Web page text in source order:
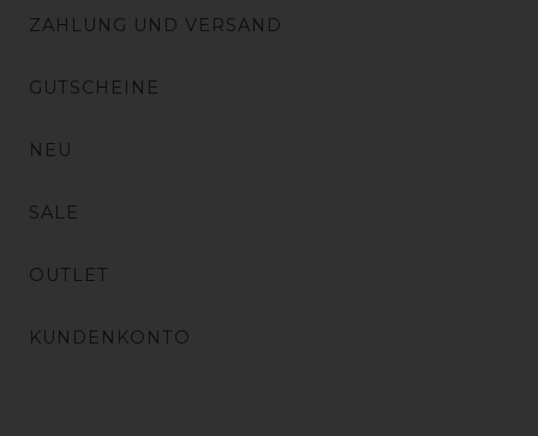
ZAHLUNG UND VERSAND
GUTSCHEINE
NEU
SALE
OUTLET
KUNDENKONTO